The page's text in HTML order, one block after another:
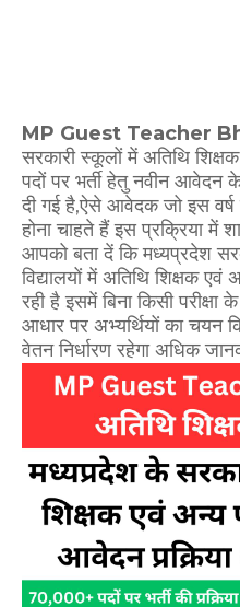
MP Guest Teacher
सरकारी स्कूलों में अतिथि
पदों पर भर्ती हेतु नवीन
दी गई है,ऐसे आवेदक जो इस
होना चाहते हैं इस प्रक्रिया
आपको बता दें कि मध्यप्रदेश
विद्यालयों में अतिथि शिक्षक एवं
रही है इसमें बिना किसी
आधार पर अभ्यर्थियों का चयन
वेतन निर्धारण रहेगा अधिक